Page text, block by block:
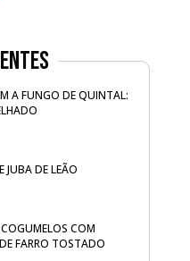
A FUNGO DE QUINTAL:
JUBA DE LEÃO
COM
FARRO TOSTADO